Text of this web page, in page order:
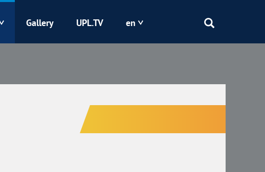
Kryvbas
Gallery UPL.TV en